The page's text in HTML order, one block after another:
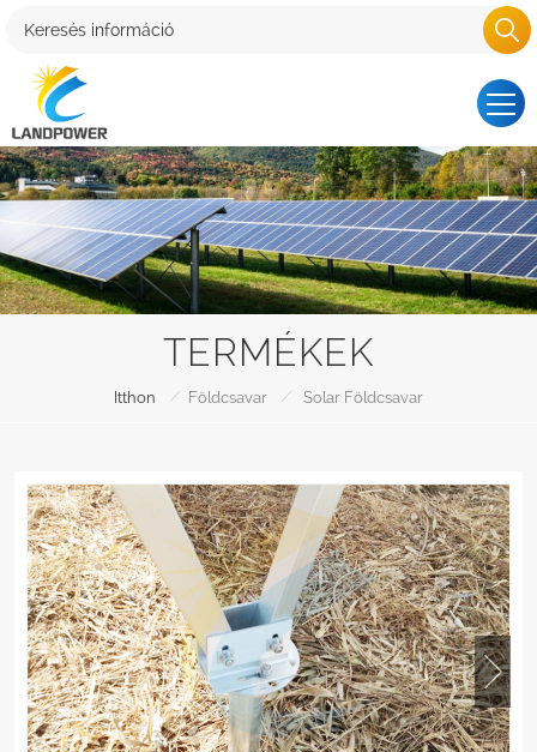
TERMÉKEK
Itthon / Földcsavar / Solar Földcsavar